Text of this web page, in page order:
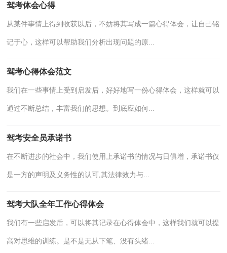
驾考体会心得
从某件事情上得到收获以后，不妨将其写成一篇心得体会，让自己铭
记于心，这样可以帮助我们分析出现问题的原...
驾考心得体会范文
我们在一些事情上受到启发后，好好地写一份心得体会，这样就可以
通过不断总结，丰富我们的思想。到底应如何...
驾考安全员承诺书
在不断进步的社会中，我们使用上承诺书的情况与日俱增，承诺书仅
是一方的声明及义务性的认可,其法律效力与...
驾考大队全年工作心得体会
我们有一些启发后，可以将其记录在心得体会中，这样我们就可以提
高对思维的训练。是不是无从下笔、没有头绪...